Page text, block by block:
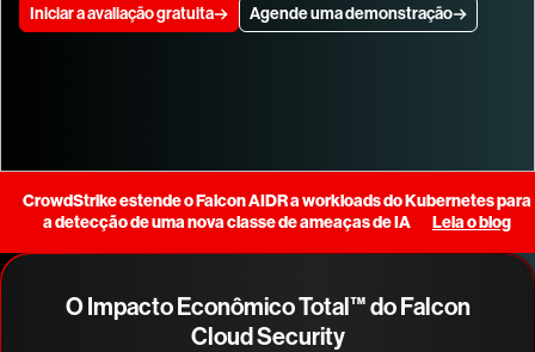
Iniciar a avaliação gratuita Agende uma demonstração
CrowdStrike estende o Falcon AIDR a workloads do Kubernetes para
a detecção de uma nova classe de ameaças de IA
Leia o blog
O Impacto Econômico Total™ do Falcon
Cloud Security